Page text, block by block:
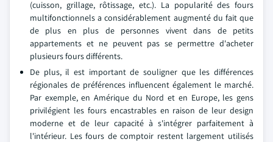
(cuisson, grillage, rôtissage, etc.). La popularité des fours
multifonctionnels a considérablement augmenté du fait que
de plus en plus de personnes vivent dans de petits
appartements et ne peuvent pas se permettre d'acheter
plusieurs fours différents.
De plus, il est important de souligner que les différences
régionales de préférences influencent également le marché.
Par exemple, en Amérique du Nord et en Europe, les gens
privilégient les fours encastrables en raison de leur design
moderne et de leur capacité à s'intégrer parfaitement à
l'intérieur. Les fours de comptoir restent largement utilisés